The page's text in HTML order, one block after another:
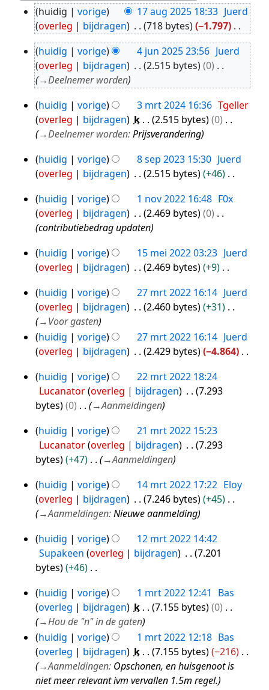
17
aug
2025
huidig vorige 17 aug 2025 18:33 Juerd
overleg
bijdragen 718 bytes
−1.797
G
e
e
n
e
w
e
r
k
n
g
s
a
m
n
v
a
t
t
i
n
g
4
jun
2025
huidig vorige 4 jun 2025 23:56 Juerd
overleg
bijdragen 2.515 bytes
0
→Deelnemer worden
3
mrt
2024
huidig vorige 3 mrt 2024 16:36 Tgeller
overleg
bijdragen k 2.515 bytes
0
→Deelnemer worden:Prijsverandering
8
sep
2023
huidig vorige 8 sep 2023 15:30 Juerd
overleg
bijdragen 2.515 bytes
+46
e
e
n
e
w
e
r
k
i
n
g
s
a
e
n
v
t
t
i
n
g
1
nov
2022
huidig vorige 1 nov 2022 16:48 F0x
overleg
bijdragen 2.469 bytes
0
contributiebedrag updaten
15
mei
2022
huidig vorige 15 mei 2022 03:23 Juerd
overleg
bijdragen 2.469 bytes
+9
e
e
n
b
e
e
k
i
n
g
s
a
m
n
a
t
i
n
g
27
mrt
2022
huidig vorige 27 mrt 2022 16:14 Juerd
overleg
bijdragen 2.460 bytes
+31
→Voor gasten
huidig
vorige 27 mrt 2022 16:14 Juerd
overleg
bijdragen 2.429 bytes
−4.864
e
n
e
w
e
r
k
i
g
s
m
e
n
v
a
t
t
22
mrt
2022
huidig vorige
22 mrt 2022 18:24
Lucanator overleg bijdragen
7.293
bytes
0 →Aanmeldingen
21
mrt
2022
huidig vorige
21 mrt 2022 15:23
Lucanator overleg bijdragen
7.293
bytes
+47 →Aanmeldingen
14
mrt
2022
huidig vorige 14 mrt 2022 17:22 Eloy
overleg
bijdragen 7.246 bytes
+45
→Aanmeldingen:Nieuwe aanmelding
12
mrt
2022
huidig vorige
12 mrt 2022 14:42
Supakeen overleg bijdragen
7.201
bytes
+46
e
e
n
b
e
w
e
1
mrt
2022
huidig vorige 1 mrt 2022 12:41
Bas
overleg
bijdragen k 7.155 bytes
0
→Hou de "n" in de gaten
huidig
vorige 1 mrt 2022 12:18 Bas
overleg
bijdragen k 7.155 bytes
−216
→Aanmeldingen: Opschonen, en huisgenoot is
niet meer relevant ivm vervallen 1.5m regel.